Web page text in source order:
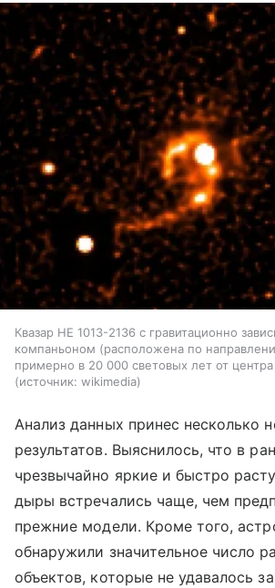
Квазар HE 1013-2136 с гравитационно
компаньоном (расположена по
примерно в 20 000 световых лет от центра
источник: wikimedia
Анализ данных принес несколько
результатов. Выяснилось, что в
чрезвычайно яркие и быстро
дыры встречались чаще, чем
прежние модели. Кроме того,
обнаружили значительное число
объектов, которые не удавалось